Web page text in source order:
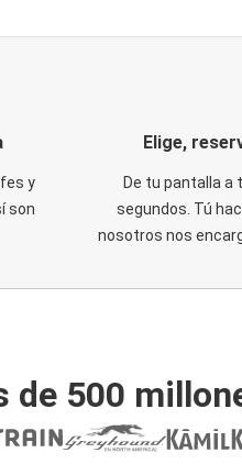
y
son
Elige,
De tu pantalla a
segundos. Tú
nosotros nos
de 500